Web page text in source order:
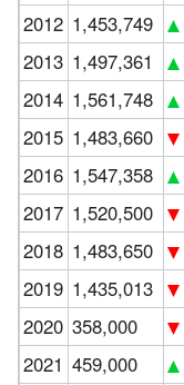
2012 1,453,749
2013 1,497,361
2014 1,561,748
2015 1,483,660
2016 1,547,358
2017 1,520,500
2018 1,483,650
2019 1,435,013
2020 358,000
2021 459,000